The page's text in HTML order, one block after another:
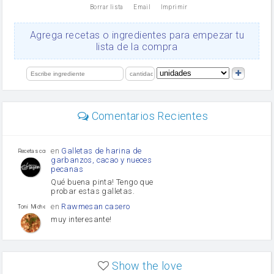
Ajos
orégano
limón
Borrar lista Email Imprimir
Agrega recetas o ingredientes para empezar tu
lista de la compra
Comentarios Recientes
Recetas con sazon
en Galletas de harina de
garbanzos, cacao y nueces
pecanas
Qué buena pinta! Tengo que
probar estas galletas.
Toni Michel Caubet
en Rawmesan casero
muy interesante!
enLasaña casera fácil y
Show the love